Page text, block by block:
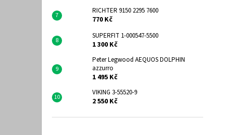
RICHTER 9150 2295 7600
770 Kč
SUPERFIT 1-000547-5500
1 300 Kč
Peter Legwood AEQUOS DOLPHIN
azzurro
1 495 Kč
VIKING 3-55520-9
2 550 Kč